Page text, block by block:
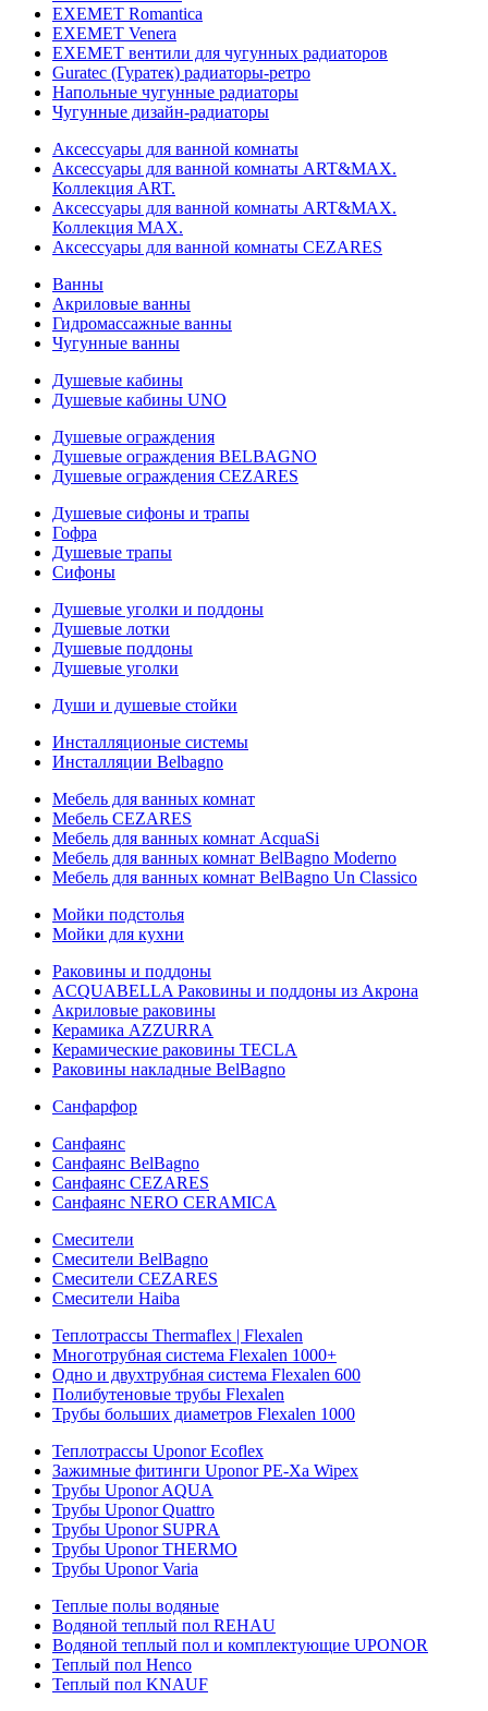
EXEMET Romantica
EXEMET Venera
EXEMET вентили для чугунных радиаторов
Guratec (Гуратек) радиаторы-ретро
Напольные чугунные радиаторы
Чугунные дизайн-радиаторы
Аксессуары для ванной комнаты
Аксессуары для ванной комнаты ART&MAX.
Коллекция ART.
Аксессуары для ванной комнаты ART&MAX.
Коллекция MAX.
Аксессуары для ванной комнаты CEZARES
Ванны
Акриловые ванны
Гидромассажные ванны
Чугунные ванны
Душевые кабины
Душевые кабины UNO
Душевые ограждения
Душевые ограждения BELBAGNO
Душевые ограждения CEZARES
Душевые сифоны и трапы
Гофра
Душевые трапы
Сифоны
Душевые уголки и поддоны
Душевые лотки
Душевые поддоны
Душевые уголки
Души и душевые стойки
Инсталляционые системы
Инсталляции Belbagno
Мебель для ванных комнат
Мебель CEZARES
Мебель для ванных комнат AcquaSi
Мебель для ванных комнат BelBagno Moderno
Мебель для ванных комнат BelBagno Un Classico
Мойки подстолья
Мойки для кухни
Раковины и поддоны
ACQUABELLA Раковины и поддоны из Акрона
Акриловые раковины
Керамика AZZURRA
Керамические раковины TECLA
Раковины накладные BelBagno
Санфарфор
Санфаянс
Санфаянс BelBagno
Санфаянс CEZARES
Санфаянс NERO CERAMICA
Смесители
Смесители BelBagno
Смесители CEZARES
Смесители Haiba
Теплотрассы Thermaflex | Flexalen
Многотрубная система Flexalen 1000+
Одно и двухтрубная система Flexalen 600
Полибутеновые трубы Flexalen
Трубы больших диаметров Flexalen 1000
Теплотрассы Uponor Ecoflex
Зажимные фитинги Uponor PE-Xa Wipex
Трубы Uponor AQUA
Трубы Uponor Quattro
Трубы Uponor SUPRA
Трубы Uponor THERMO
Трубы Uponor Varia
Теплые полы водяные
Водяной теплый пол REHAU
Водяной теплый пол и комплектующие UPONOR
Теплый пол Henco
Теплый пол KNAUF